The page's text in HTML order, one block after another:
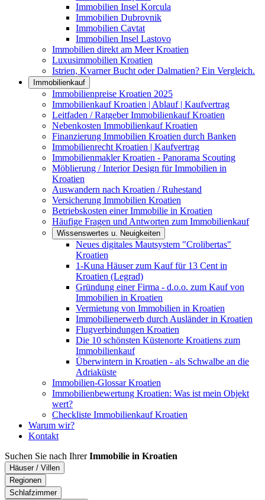
Immobilien Insel Korcula
Immobilien Dubrovnik
Immobilien Cavtat
Immobilien Insel Lastovo
Immobilien direkt am Meer Kroatien
Luxusimmobilien Kroatien
Istrien, Kvarner Bucht oder Dalmatien? Ein Vergleich.
Immobilienkauf
Immobilienpreise Kroatien 2025
Immobilienkauf Kroatien | Ablauf | Kaufvertrag
Leitfaden / Ratgeber Immobilienkauf Kroatien
Nebenkosten Immobilienkauf Kroatien
Finanzierung Immobilien Kroatien durch Banken
Immobilienrecht Kroatien | Kaufvertrag
Immobilienmakler Kroatien - Panorama Scouting
Möblierung / Interior Design für Immobilien in
Kroatien
Auswandern nach Kroatien / Ruhestand
Versicherung Immobilien Kroatien
Betriebskosten einer Immobilie in Kroatien
Häufige Fragen und Antworten zum Immobilienkauf
Wissenswertes u. Neuigkeiten
Neues digitales Mautsystem "Crolibertas"
Kroatien
1-Kuna Häuser zum Kauf für 13 Cent in
Kroatien (Legrad)
Gründung einer Firma - d.o.o. zum Kauf von
Immobilien in Kroatien
Vermietung von Immobilien in Kroatien
Immobilienerwerb durch Ausländer in Kroatien
Flugverbindungen Kroatien
Die 10 schönsten Küstenorte Kroatiens zum
Immobilienkauf
Überwintern in Kroatien - als Schwalbe an die
Adriaküste
Immobilien-Glossar Kroatien
Immobilienbewertung Kroatien: Was ist mein Objekt
wert?
Checkliste Immobilienkauf Kroatien
Warum wir?
Kontakt
Suchen Sie nach IhrerImmobilie in Kroatien
Häuser / Villen
Regionen
Schlafzimmer